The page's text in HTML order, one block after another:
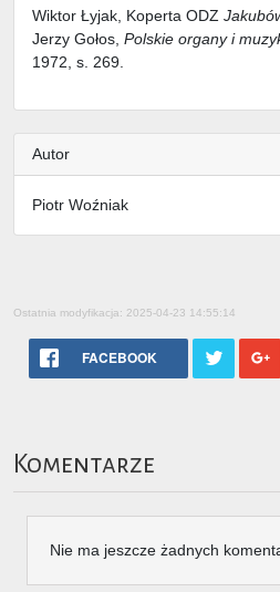
Wiktor Łyjak, Koperta ODZ
Jerzy Gołos, Polskie organy i
1972, s. 269.
Autor
Piotr Woźniak
Ostatnia modyfikacja: 2025-04-23 14:55:14
FACEBOOK
Komentarze
Nie ma jeszcze żadnych